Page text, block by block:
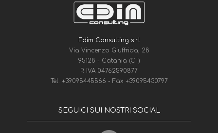
Edim Consulting s.r.l
Via Vincenzo Giuffrida, 28
95128 - Catania (CT)
P. IVA 04762590877
Tel. +39095445566 - Fax +39095430797
SEGUICI SUI NOSTRI SOCIAL